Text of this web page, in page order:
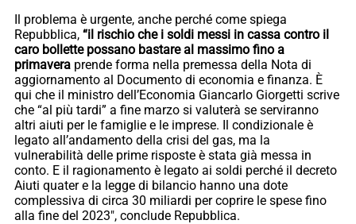
Il problema è urgente, anche perché come spiega
Repubblica, “il rischio che i soldi messi in cassa contro il
caro bollette possano bastare al massimo fino a
primavera prende forma nella premessa della Nota di
aggiornamento al Documento di economia e finanza. È
qui che il ministro dell’Economia Giancarlo Giorgetti scrive
che “al più tardi” a fine marzo si valuterà se serviranno
altri aiuti per le famiglie e le imprese. Il condizionale è
legato all’andamento della crisi del gas, ma la
vulnerabilità delle prime risposte è stata già messa in
conto. E il ragionamento è legato ai soldi perché il decreto
Aiuti quater e la legge di bilancio hanno una dote
complessiva di circa 30 miliardi per coprire le spese fino
alla fine del 2023″, conclude Repubblica.